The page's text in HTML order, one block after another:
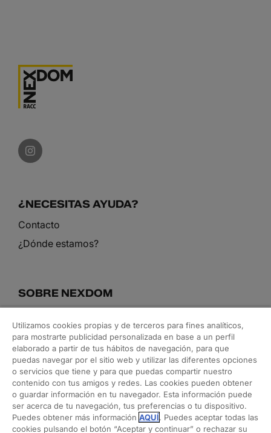
¿NECESITAS AYUDA?
Contacto
¿Dónde estamos?
SOBRE NEXDOM
Blog
NUESTROS SERVICIOS
Arquitectura y rehabilitación
Interiorismo y decoración
Utilizamos cookies propias y de terceros para fines analíticos,
para mostrarte publicidad personalizada en base a un perfil
elaborado a partir de tus hábitos de navegación, para que
puedas navegar por el sitio web y utilizar las diferentes opciones
o servicios que tiene y para que puedas compartir nuestro
contenido con tus amigos y redes. Las cookies pueden obtener
o guardar información en tu navegador. Esta información puede
ser acerca de tu navegación, tus preferencias o tu dispositivo.
Puedes obtener más información AQUÍ. Puedes aceptar todas las
cookies pulsando el botón “Aceptar y continuar” o rechazar su